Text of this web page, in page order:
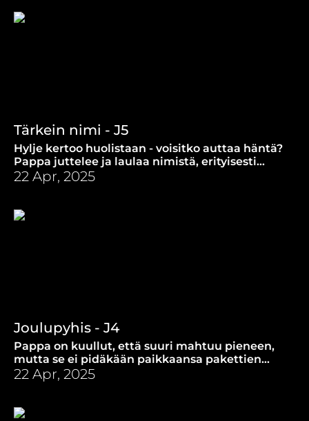
Tärkein nimi - J5
Hylje kertoo huolistaan - voisitko auttaa häntä?
Pappa juttelee ja laulaa nimistä, erityisesti
Jeesuksesta ja hänen nimistään Raamatussa.
22 Apr, 2025
Joulupyhis - J4
Pappa on kuullut, että suuri mahtuu pieneen,
mutta se ei pidäkään paikkaansa pakettien
tekemisessä. Kaikkein Suurin Lahja mahtuu
seimeen!
22 Apr, 2025